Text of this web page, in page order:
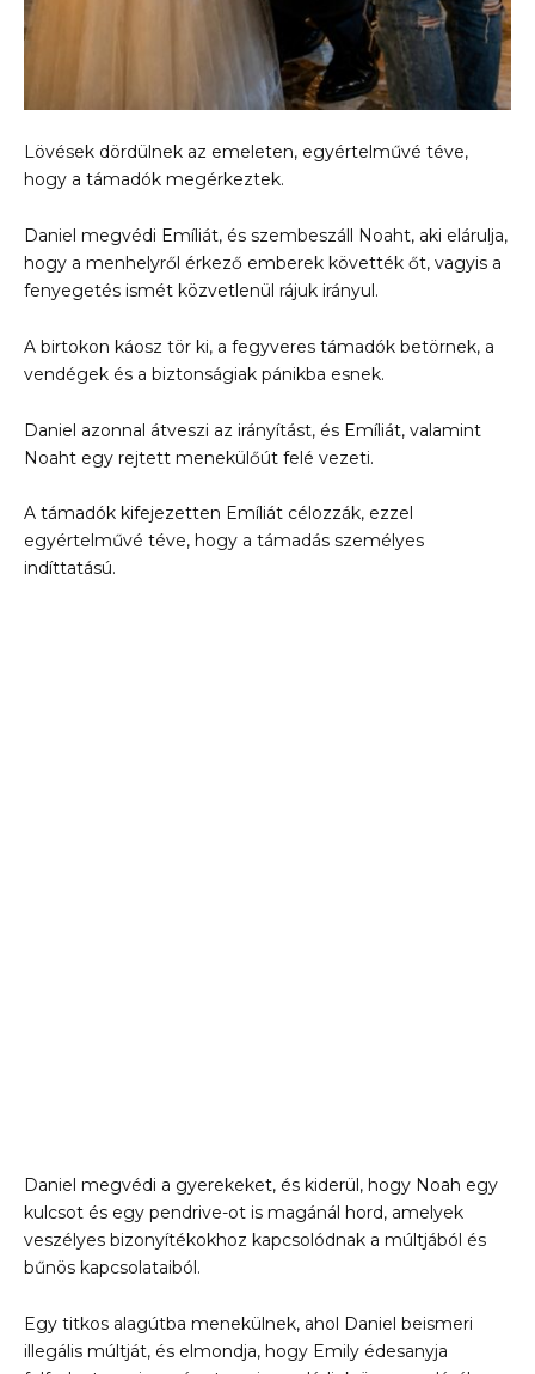
Lövések dördülnek az emeleten, egyértelművé téve,
hogy a támadók megérkeztek.
Daniel megvédi Emíliát, és szembeszáll Noaht, aki elárulja,
hogy a menhelyről érkező emberek követték őt, vagyis a
fenyegetés ismét közvetlenül rájuk irányul.
A birtokon káosz tör ki, a fegyveres támadók betörnek, a
vendégek és a biztonságiak pánikba esnek.
Daniel azonnal átveszi az irányítást, és Emíliát, valamint
Noaht egy rejtett menekülőút felé vezeti.
A támadók kifejezetten Emíliát célozzák, ezzel
egyértelművé téve, hogy a támadás személyes
indíttatású.
Daniel megvédi a gyerekeket, és kiderül, hogy Noah egy
kulcsot és egy pendrive-ot is magánál hord, amelyek
veszélyes bizonyítékokhoz kapcsolódnak a múltjából és
bűnös kapcsolataiból.
Egy titkos alagútba menekülnek, ahol Daniel beismeri
illegális múltját, és elmondja, hogy Emily édesanyja